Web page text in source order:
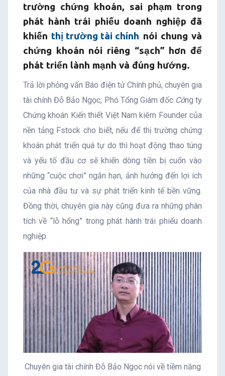
trường chứng khoán, sai phạm trong
phát hành trái phiếu doanh nghiệp đã
khiến thị trường tài chính nói chung và
chứng khoán nói riêng “sạch” hơn để
phát triển lành mạnh và đúng hướng.
Trả lời phỏng vấn Báo điện tử Chính phủ, chuyên gia
tài chính Đỗ Bảo Ngọc, Phó Tổng Giám đốc Công ty
Chứng khoán Kiến thiết Việt Nam kiêm Founder của
nền tảng Fstock cho biết, nếu để thị trường chứng
khoán phát triển quá tự do thì hoạt động thao túng
và yếu tố đầu cơ sẽ khiến dòng tiền bị cuốn vào
những “cuộc chơi” ngắn hạn, ảnh hưởng đến lợi ích
của nhà đầu tư và sự phát triển kinh tế bền vững.
Đồng thời, chuyên gia này cũng đưa ra những phân
tích về “lỗ hổng” trong phát hành trái phiếu doanh
nghiệp.
Chuyên gia tài chính Đỗ Bảo Ngọc nói về tiềm năng